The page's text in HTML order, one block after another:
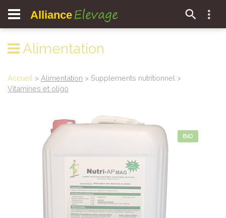
Alliance Elevage
Alimentation
Accueil > Alimentation > Supplements nutritionnel >
Vitamines et oligo
BIO